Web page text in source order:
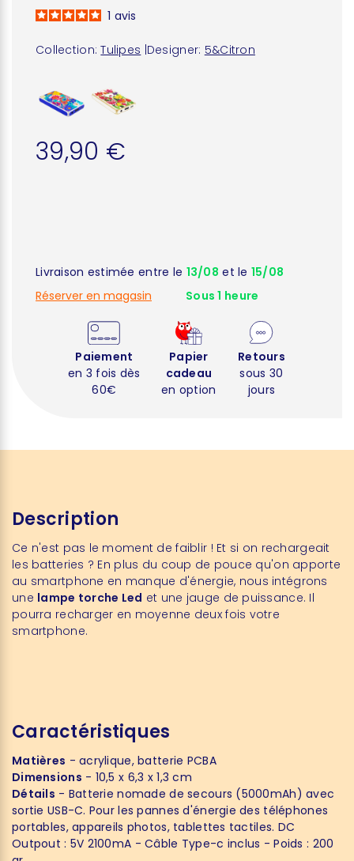
Collection: Tulipes Designer: 5&Citron
1 avis
39,90 €
Livraison estimée entre le 13/08 et le 15/08
Réserver en magasin
Sous 1 heure
Paiement
en 3 fois dès
60€
Papier
cadeau
en option
Retours
sous 30
jours
Description
Ce n'est pas le moment de faiblir ! Et si on rechargeait
les batteries ? En plus du coup de pouce qu'on apporte
au smartphone en manque d'énergie, nous intégrons
une lampe torche Led et une jauge de puissance. Il
pourra recharger en moyenne deux fois votre
smartphone.
Caractéristiques
Matières - acrylique, batterie PCBA
Dimensions - 10,5 x 6,3 x 1,3 cm
Détails - Batterie nomade de secours (5000mAh) avec
sortie USB-C. Pour les pannes d'énergie des téléphones
portables, appareils photos, tablettes tactiles. DC
Outpout : 5V 2100mA - Câble Type-c inclus - Poids : 200